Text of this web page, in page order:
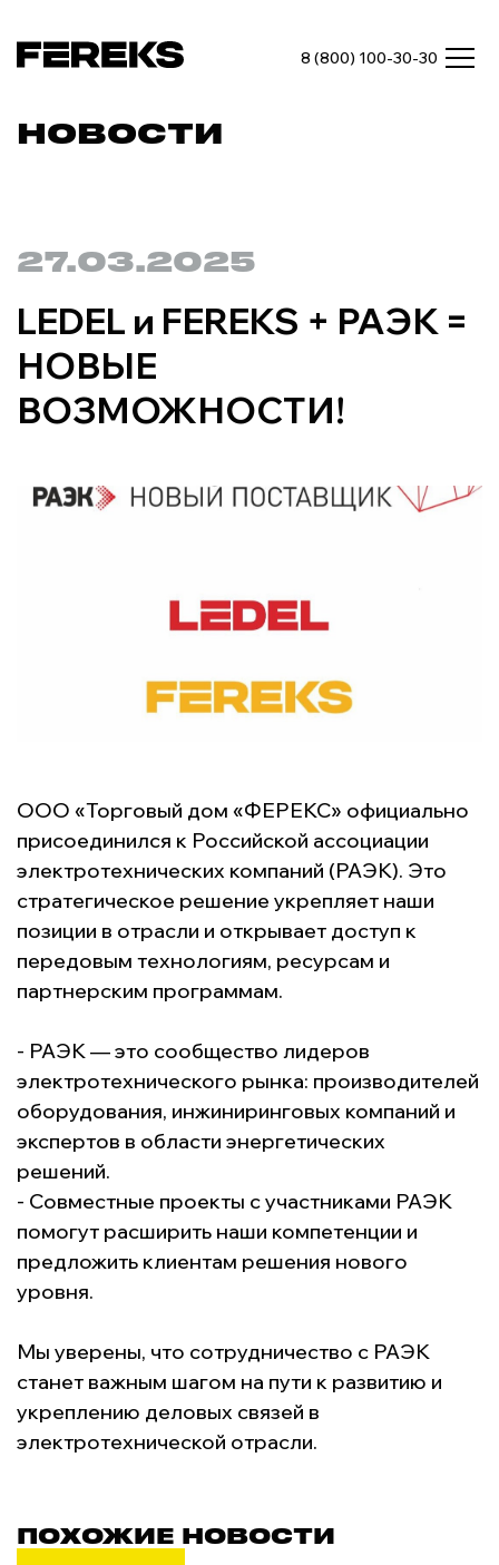
8 (800) 100-30-30
НОВОСТИ
27.03.2025
LEDEL и FEREKS + РАЭК =
НОВЫЕ
ВОЗМОЖНОСТИ!
ООО «Торговый дом «ФЕРЕКС» официально
присоединился к Российской ассоциации
электротехнических компаний (РАЭК). Это
стратегическое решение укрепляет наши
позиции в отрасли и открывает доступ к
передовым технологиям, ресурсам и
партнерским программам.
- РАЭК — это сообщество лидеров
электротехнического рынка: производителей
оборудования, инжиниринговых компаний и
экспертов в области энергетических
решений.
- Совместные проекты с участниками РАЭК
помогут расширить наши компетенции и
предложить клиентам решения нового
уровня.
Мы уверены, что сотрудничество с РАЭК
станет важным шагом на пути к развитию и
укреплению деловых связей в
электротехнической отрасли.
ПОХОЖИЕ НОВОСТИ